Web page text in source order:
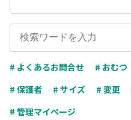
# よくあるお問合せ # おむつ
# 保護者
# サイズ # 変更
# 管理マイページ